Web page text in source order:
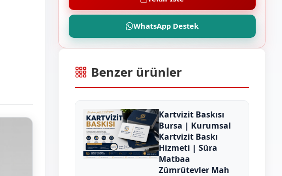
WhatsApp Destek
Benzer ürünler
Kartvizit Baskısı
Bursa | Kurumsal
Kartvizit Baskı
Hizmeti | Süra
Matbaa
Zümrütevler Mah